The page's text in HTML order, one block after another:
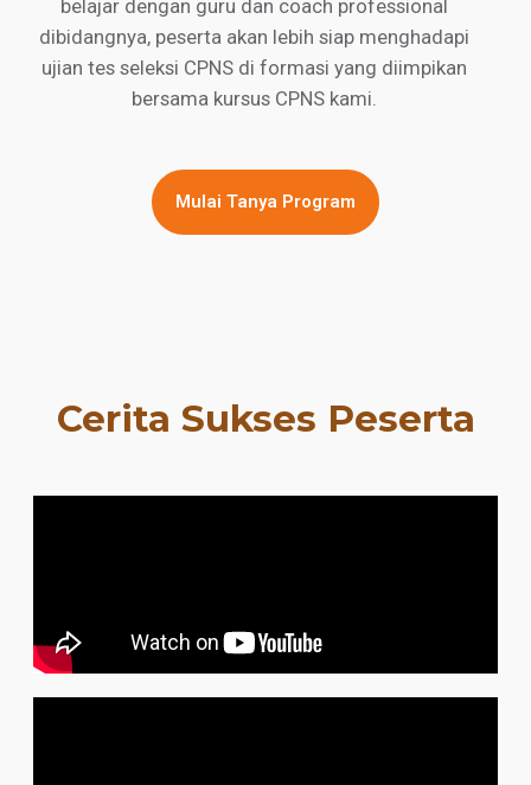
belajar dengan guru dan coach professional
dibidangnya, peserta akan lebih siap menghadapi
ujian tes seleksi CPNS di formasi yang diimpikan
bersama kursus CPNS kami.
Mulai Tanya Program
Cerita Sukses Peserta